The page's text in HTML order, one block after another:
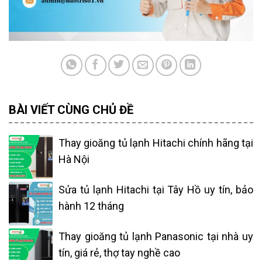
BÀI VIẾT CÙNG CHỦ ĐỀ
Thay gioăng tủ lạnh Hitachi chính hãng tại
Hà Nội
Sửa tủ lạnh Hitachi tại Tây Hồ uy tín, bảo
hành 12 tháng
Thay gioăng tủ lạnh Panasonic tại nhà uy
tín, giá rẻ, thợ tay nghề cao